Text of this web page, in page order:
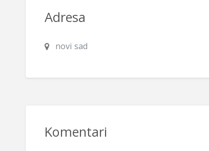
Adresa
novi sad
Komentari